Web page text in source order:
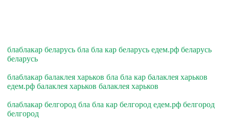
блаблакар беларусь бла бла кар беларусь едем.рф беларусь
беларусь
блаблакар балаклея харьков бла бла кар балаклея харьков
едем.рф балаклея харьков балаклея харьков
блаблакар белгород бла бла кар белгород едем.рф белгород
белгород